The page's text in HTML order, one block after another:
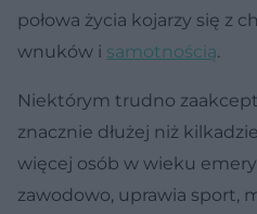
połowa życia kojarzy się z
wnuków i samotnością.
Niektórym trudno
znacznie dłużej niż
więcej osób w wieku
zawodowo, uprawia sport,